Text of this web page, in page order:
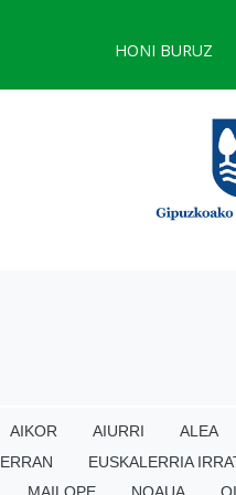
HONI BURUZ
AIKOR AIURRI ALEA
ERRAN EUSKALERRIA